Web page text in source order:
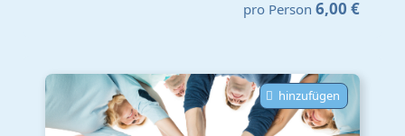
pro Person 6,00 €
hinzufügen